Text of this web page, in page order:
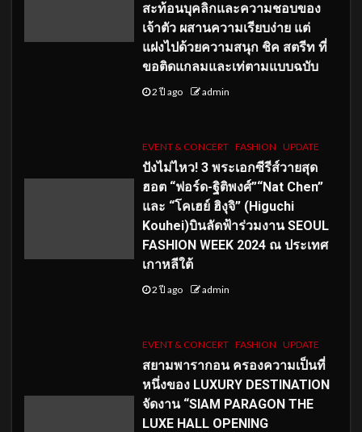
สะท้อนบุคลิกและความชอบของ
เจ้าตัว ผสานความเรียบง่าย แต่
แฝงไปด้วยความสนุก ชิค สตรีท ที่
ขอติดแกลมและเท่ตามแบบฉบับ
2 ปี ago admin
EVENT & CONCERT FASHION UPDATE
ปังไม่ไหว! 3 พระเอกซีรีส์วายสุด
ฮอต “ฟอร์ด-ฐิติพงศ์”“Nat Chen”
และ “โคเฮย์ ฮิงุจิ” (Higuchi
Kouhei)บินลัดฟ้าร่วมงาน SEOUL
FASHION WEEK 2024 ณ ประเทศ
เกาหลีใต้
2 ปี ago admin
EVENT & CONCERT FASHION UPDATE
สยามพารากอน ครองความเป็นที่
หนึ่งของ LUXURY DESTINATION
จัดงาน “SIAM PARAGON THE
LUXE HALL OPENING